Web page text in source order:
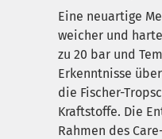
Eine neuartige
weicher und
zu 20 bar und
Erkenntnisse
die Fischer-
Kraftstoffe. Die
Rahmen des